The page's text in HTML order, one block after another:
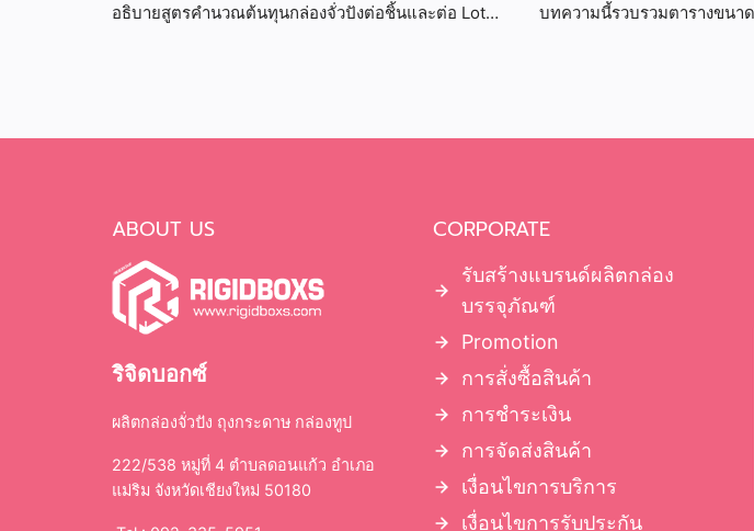
อธิบายสูตรคำนวณต้นทุนกล่องจั่วปังต่อชิ้นและต่อ Lot
บทความนี้รวบรวมตารางขนา
ABOUT US
ริจิดบอกซ์
ผลิตกล่องจั่วปัง ถุงกระดาษ กล่องทูป
222/538 หมู่ที่ 4 ตำบลดอนแก้ว อำเภอ
แม่ริม จังหวัดเชียงใหม่ 50180
CORPORATE
รับสร้างแบรนด์ผลิตกล่อง
บรรจุภัณฑ์
Promotion
การสั่งซื้อสินค้า
การชำระเงิน
การจัดส่งสินค้า
เงื่อนไขการบริการ
เงื่อนไขการรับประกัน